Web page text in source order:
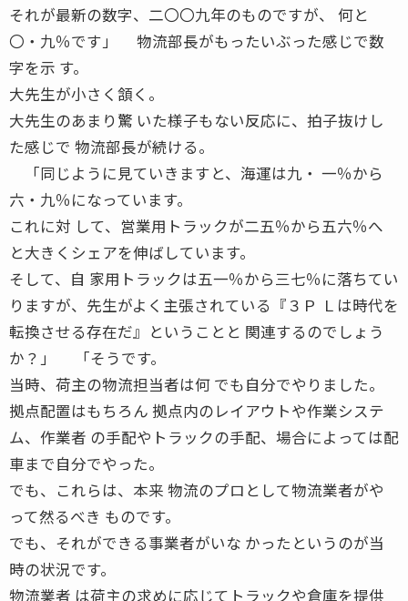
それが最新の数字、二〇〇九年のものですが、 何と
〇・九％です」 物流部長がもったいぶった感じで数
字を示 す。
大先生が小さく頷く。
大先生のあまり驚 いた様子もない反応に、拍子抜けし
た感じで 物流部長が続ける。
「同じように見ていきますと、海運は九・ 一％から
六・九％になっています。
これに対 して、営業用トラックが二五％から五六％へ
と大きくシェアを伸ばしています。
そして、自 家用トラックは五一％から三七％に落ちてい
りますが、先生がよく主張されている『３Ｐ Ｌは時代を
転換させる存在だ』ということと 関連するのでしょう
か？」 「そうです。
当時、荷主の物流担当者は何 でも自分でやりました。
拠点配置はもちろん 拠点内のレイアウトや作業システ
ム、作業者 の手配やトラックの手配、場合によっては配
車まで自分でやった。
でも、これらは、本来 物流のプロとして物流業者がや
って然るべき ものです。
でも、それができる事業者がいな かったというのが当
時の状況です。
物流業者 は荷主の求めに応じてトラックや倉庫を提供